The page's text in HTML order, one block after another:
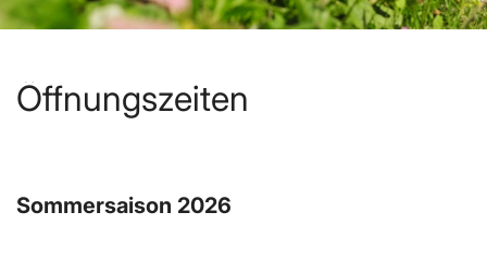
Öffnungszeiten
Sommersaison 2026